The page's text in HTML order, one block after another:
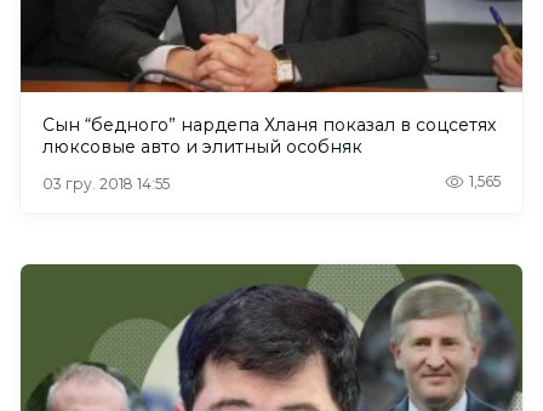
Сын “бедного” нардепа Хланя показал в соцсетях
люксовые авто и элитный особняк
03 гру. 2018 14:55 1,565